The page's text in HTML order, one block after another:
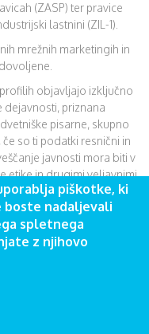
(ZASP) ter pravice
lastnini (ZIL-1).
mrežnih marketingih in
objavljajo izključno
priznana
pisarne, skupno
so ti podatki resnični in
javnosti mora biti v
etike in drugimi veljavnimi
podatkov o prometu
dobljenih zadev, številu
v odmevnih zadevah,
na prejšnjo dejavnost,
zveze in poznanstva,
smo zavezani)
piškotke, ki
boste nadaljevali
spletnega
z njihovo